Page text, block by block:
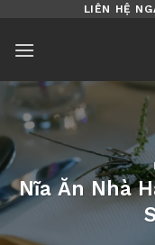
nội
dung
LIÊN HỆ
Nĩa Ăn Nhà